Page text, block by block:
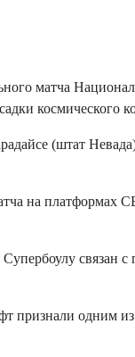
матча
(штат
на платформах
связан с
признали одним